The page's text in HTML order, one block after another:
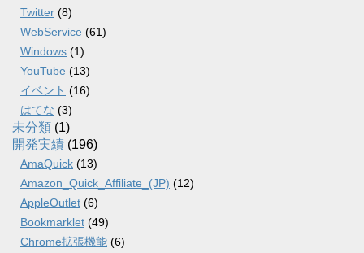
Twitter (8)
WebService (61)
Windows (1)
YouTube (13)
イベント (16)
はてな (3)
未分類 (1)
開発実績 (196)
AmaQuick (13)
Amazon_Quick_Affiliate_(JP) (12)
AppleOutlet (6)
Bookmarklet (49)
Chrome拡張機能 (6)